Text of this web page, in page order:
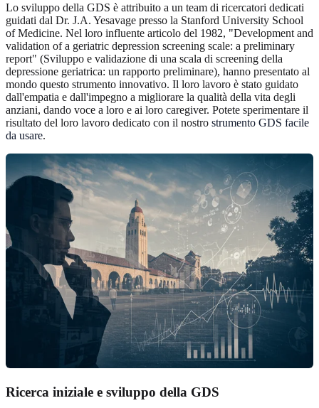
Lo sviluppo della GDS è attribuito a un team di ricercatori dedicati
guidati dal Dr. J.A. Yesavage presso la Stanford University School
of Medicine. Nel loro influente articolo del 1982, "Development and
validation of a geriatric depression screening scale: a preliminary
report" (Sviluppo e validazione di una scala di screening della
depressione geriatrica: un rapporto preliminare), hanno presentato al
mondo questo strumento innovativo. Il loro lavoro è stato guidato
dall'empatia e dall'impegno a migliorare la qualità della vita degli
anziani, dando voce a loro e ai loro caregiver. Potete sperimentare il
risultato del loro lavoro dedicato con il nostro strumento GDS facile
da usare.
Ricerca iniziale e sviluppo della GDS